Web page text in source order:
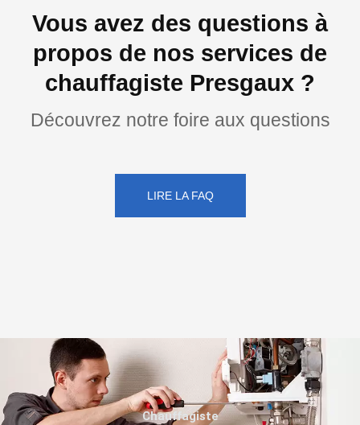
Vous avez des questions à
propos de nos services de
chauffagiste Presgaux ?
Découvrez notre foire aux questions
LIRE LA FAQ
Chauffagiste